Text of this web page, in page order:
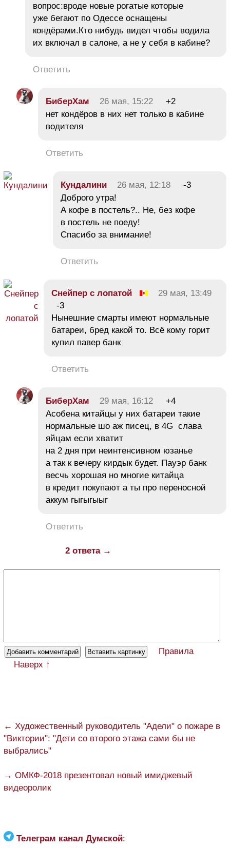
вопрос:вроде новые рогатые которые
уже бегают по Одессе оснащены
кондёрами.Кто нибудь видел чтобы водила
их включал в салоне, а не у себя в кабине?
Ответить
БиберХам 26 мая, 15:22
+2
нет кондёров в них нет только в кабине
водителя
Ответить
Кундалини 26 мая, 12:18
-3
Доброго утра!
А кофе в постель?.. Не, без кофе
в постель не поеду!
Спасибо за внимание!
Ответить
Снейпер с лопатой
29 мая, 13:49
-3
Нынешние смарты имеют нормальные
батареи, бред какой то. Всё кому горит
купил павер банк
Ответить
БиберХам 29 мая, 16:12
+4
Асобена китайцы у них батареи такие
нормальные шо аж писец, в 4G слава
яйцам если хватит
на 2 дня при неинтенсивном юзанье
а так к вечеру кирдык будет. Пауэр банк
весчь хорошая но многие китайца
в кредит покупают а ты про переносной
аккум гыгыгыыг
Ответить
2 ответа →
Правила
Наверх ↑
← Художественный руководитель "Адели" о пожаре в
"Виктории": "Дети со второго этажа сами бы не
выбрались"
→ ОМКФ-2018 презентовал новый имиджевый
видеоролик
Телеграм канал Думской: